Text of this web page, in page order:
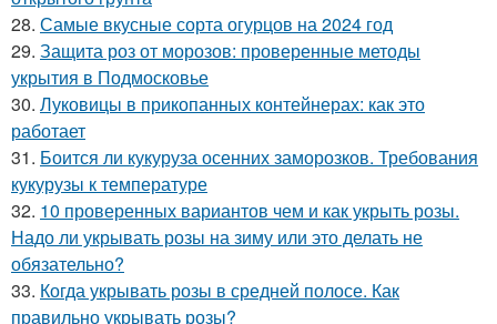
28. Самые вкусные сорта огурцов на 2024 год
29. Защита роз от морозов: проверенные методы
укрытия в Подмосковье
30. Луковицы в прикопанных контейнерах: как это
работает
31. Боится ли кукуруза осенних заморозков. Требования
кукурузы к температуре
32. 10 проверенных вариантов чем и как укрыть розы.
Надо ли укрывать розы на зиму или это делать не
обязательно?
33. Когда укрывать розы в средней полосе. Как
правильно укрывать розы?